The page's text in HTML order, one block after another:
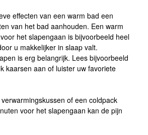
effecten van een warm bad een
van het bad aanhouden. Een warm
het slapengaan is bijvoorbeeld heel
u makkelijker in slaap valt.
is erg belangrijk. Lees bijvoorbeeld
kaarsen aan of luister uw favoriete
of een coldpack
voor het slapengaan kan de pijn